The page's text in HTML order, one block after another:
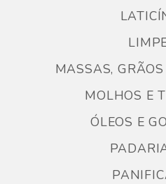
MASSAS,
MOLHOS E
ÓLEOS E